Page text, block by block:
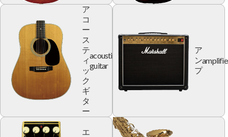
ア
コ
ー
ス
テ
ィ
ッ
ク
ギ
タ
ー
acoustic
guitar
ア
ン
プ
エ